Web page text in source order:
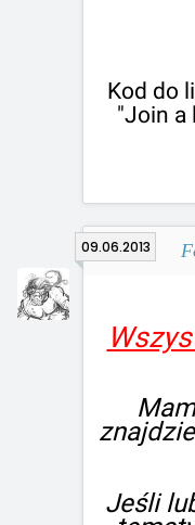
Kod do
"Join a
09.06.2013
Jeśli